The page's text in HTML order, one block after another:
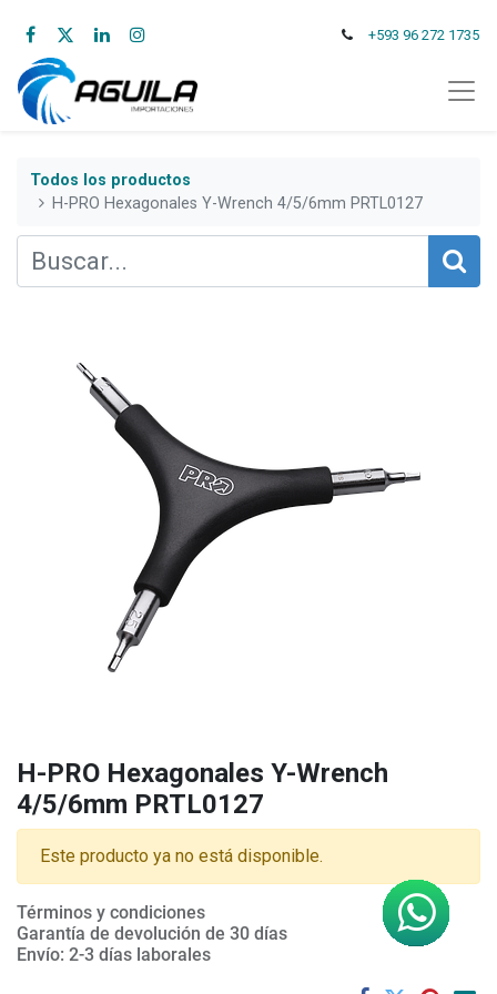
+593 96 272 1735
Todos los productos
H-PRO Hexagonales Y-Wrench 4/5/6mm PRTL0127
H-PRO Hexagonales Y-Wrench
4/5/6mm PRTL0127
Este producto ya no está disponible.
Términos y condiciones
Garantía de devolución de 30 días
Envío: 2-3 días laborales